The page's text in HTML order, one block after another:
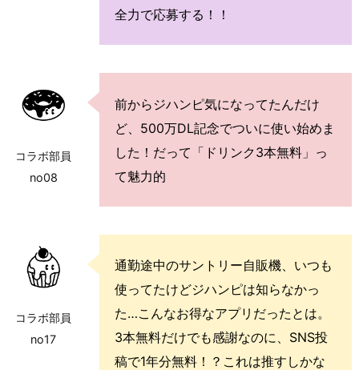
全力で応募する！！
コラボ部員
no08
前からジハンピ気になってたんだけ
ど、500万DL記念でついに使い始めま
した！だって「ドリンク3本無料」っ
て魅力的
コラボ部員
no17
通勤途中のサントリー自販機、いつも
使ってたけどジハンピは知らなかっ
た…こんなお得なアプリだったとは。
3本無料だけでも感謝なのに、SNS投
稿で1年分無料！？これは推すしかな